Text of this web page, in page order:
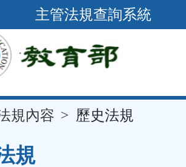
主管法規查詢系統
規內容 歷史法規
規